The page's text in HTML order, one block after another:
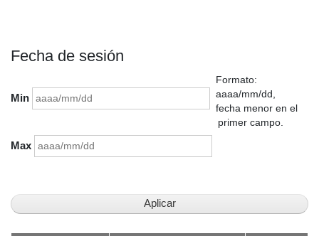
Fecha de sesión
Min
Max
Formato:
aaaa/mm/dd,
fecha menor en el
primer campo.